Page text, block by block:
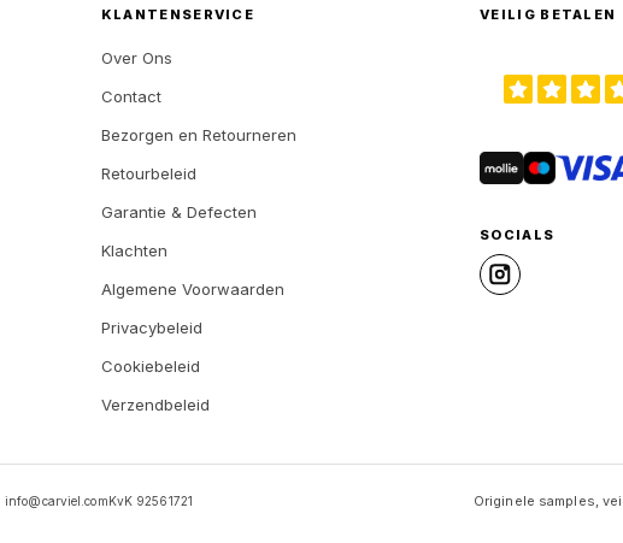
KLANTENSERVICE
Over Ons
Contact
Bezorgen en Retourneren
Retourbeleid
Garantie & Defecten
Klachten
Algemene Voorwaarden
Privacybeleid
Cookiebeleid
Verzendbeleid
VEILIG BETALEN
info@carviel.comKvK 92561721 Originele samples,